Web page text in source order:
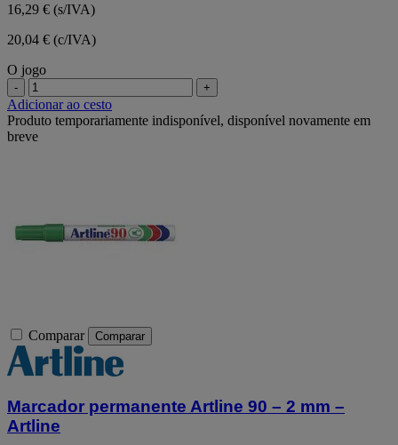
16,29 € (s/IVA)
20,04 € (c/IVA)
O jogo
- +
Adicionar ao cesto
Produto temporariamente indisponível, disponível novamente em
breve
Comparar Comparar
Marcador permanente Artline 90 – 2 mm –
Artline